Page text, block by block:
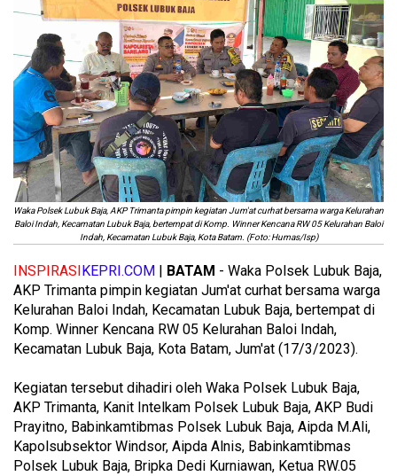
Waka Polsek Lubuk Baja, AKP Trimanta pimpin kegiatan Jum'at curhat bersama warga Kelurahan
Baloi Indah, Kecamatan Lubuk Baja, bertempat di Komp. Winner Kencana RW 05 Kelurahan Baloi
Indah, Kecamatan Lubuk Baja, Kota Batam. (Foto: Humas/Isp)
INSPIRASI KEPRI.COM BATAM - Waka Polsek Lubuk Baja,
AKP Trimanta pimpin kegiatan Jum'at curhat bersama warga
Kelurahan Baloi Indah, Kecamatan Lubuk Baja, bertempat di
Komp. Winner Kencana RW 05 Kelurahan Baloi Indah,
Kecamatan Lubuk Baja, Kota Batam, Jum'at (17/3/2023).
Kegiatan tersebut dihadiri oleh Waka Polsek Lubuk Baja,
AKP Trimanta, Kanit Intelkam Polsek Lubuk Baja, AKP Budi
Prayitno, Babinkamtibmas Polsek Lubuk Baja, Aipda M.Ali,
Kapolsubsektor Windsor, Aipda Alnis, Babinkamtibmas
Polsek Lubuk Baja, Bripka Dedi Kurniawan, Ketua RW.05